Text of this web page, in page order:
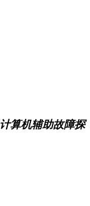
算机辅助故障探